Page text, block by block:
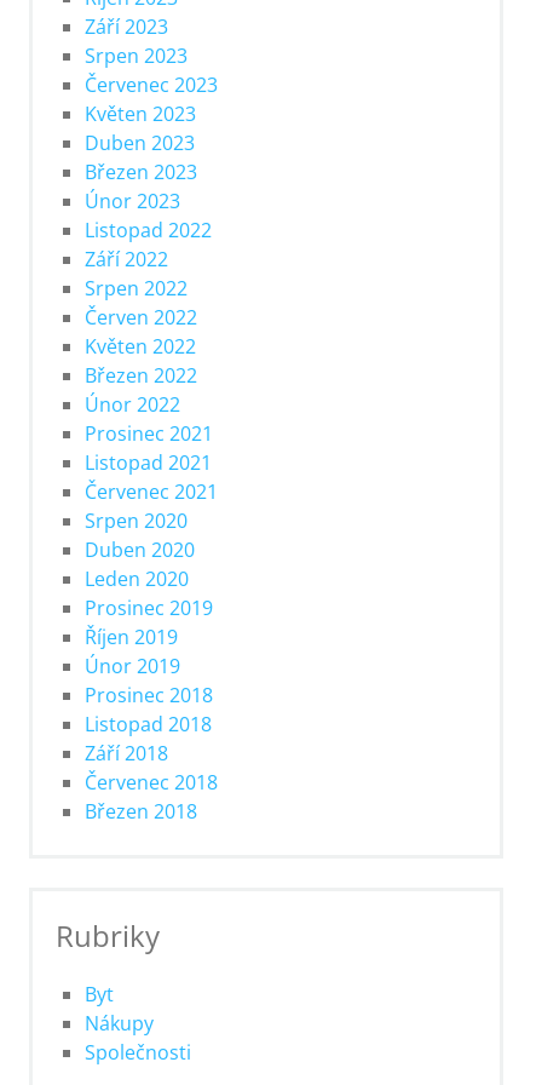
Září 2023
Srpen 2023
Červenec 2023
Květen 2023
Duben 2023
Březen 2023
Únor 2023
Listopad 2022
Září 2022
Srpen 2022
Červen 2022
Květen 2022
Březen 2022
Únor 2022
Prosinec 2021
Listopad 2021
Červenec 2021
Srpen 2020
Duben 2020
Leden 2020
Prosinec 2019
Říjen 2019
Únor 2019
Prosinec 2018
Listopad 2018
Září 2018
Červenec 2018
Březen 2018
Rubriky
Byt
Nákupy
Společnosti